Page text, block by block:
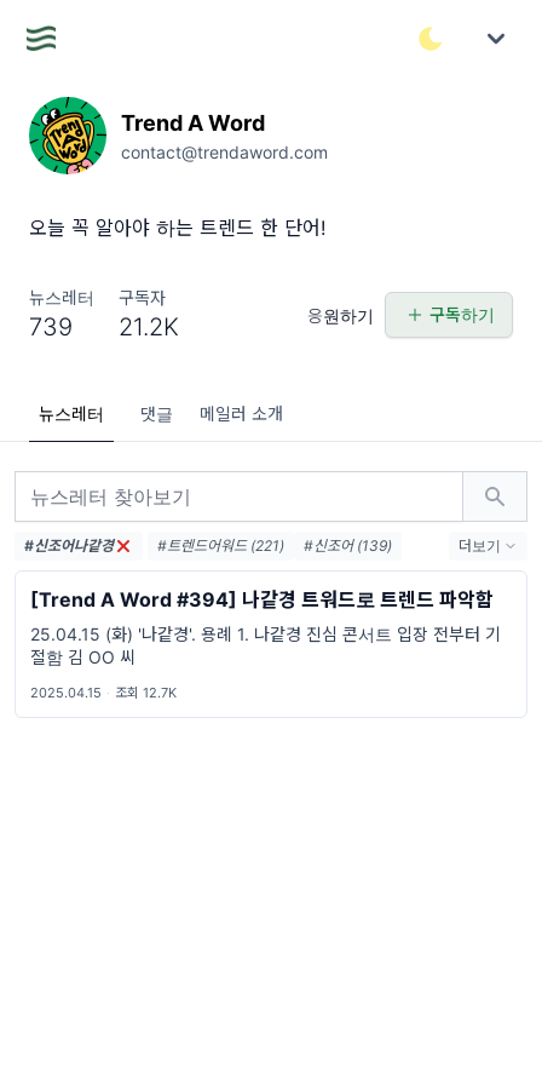
Trend A Word
contact@trendaword.com
오늘 꼭 알아야 하는 트렌드 한 단어!
뉴스레터
739
구독자
21.2K 응원하기 구독하기
뉴스레터 댓글 메일러 소개
#신조어나같경 #트렌드어워드 (221)
#신조어 (139)
#trendaword (117)
#유행어 (57)
#휴재 (29)
#트렌드어워드뉴스레터 (27)
#요즘밈 (27)
#트렌드어워드레터 (27)
#밈추천 (22)
#하루휴재 (18)
더보기
[Trend A Word #394] 나같경 트워드로 트렌드 파악함
25.04.15 (화) '나같경'. 용례 1. 나같경 진심 콘서트 입장 전부터 기
절함 김 OO 씨
2025.04.15 · 조회 12.7K